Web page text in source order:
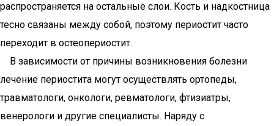
распространяется на остальные слои. Кость и надкостница
тесно связаны между собой, поэтому периостит часто
переходит в остеопериостит.
В зависимости от причины возникновения болезни
лечение периостита могут осуществлять ортопеды,
травматологи, онкологи, ревматологи, фтизиатры,
венерологи и другие специалисты. Наряду с